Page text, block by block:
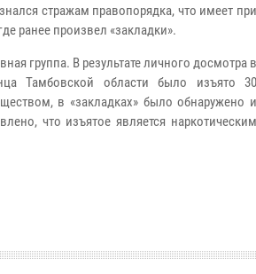
стражам правопорядка, что имеет при
ранее произвел «закладки».
группа. В результате личного досмотра в
Тамбовской области было изъято 30
в «закладках» было обнаружено и
что изъятое является наркотическим